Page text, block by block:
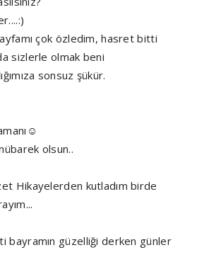
çok özledim, hasret bitti
sizlerle olmak beni
sonsuz şükür.
olsun..
Hikayelerden kutladım birde
bayramın güzelliği derken günler